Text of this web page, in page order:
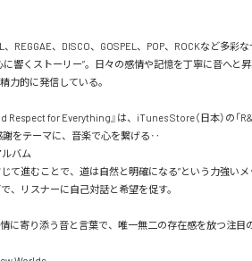
REGGAE、DISCO、GOSPEL、POP、ROCKなど多彩
に響くストーリー”。日々の感情や記憶を丁寧に音へと
力的に発信している。
for Everything』は、iTunes Store（日本）の「
をテーマに、音楽で心を繋げる‥
バム
じて進むことで、道は自然と明確になる”という力強い
、リスナーに自己対話と希望を促す。
に寄り添う音と言葉で、唯一無二の存在感を放つ注目